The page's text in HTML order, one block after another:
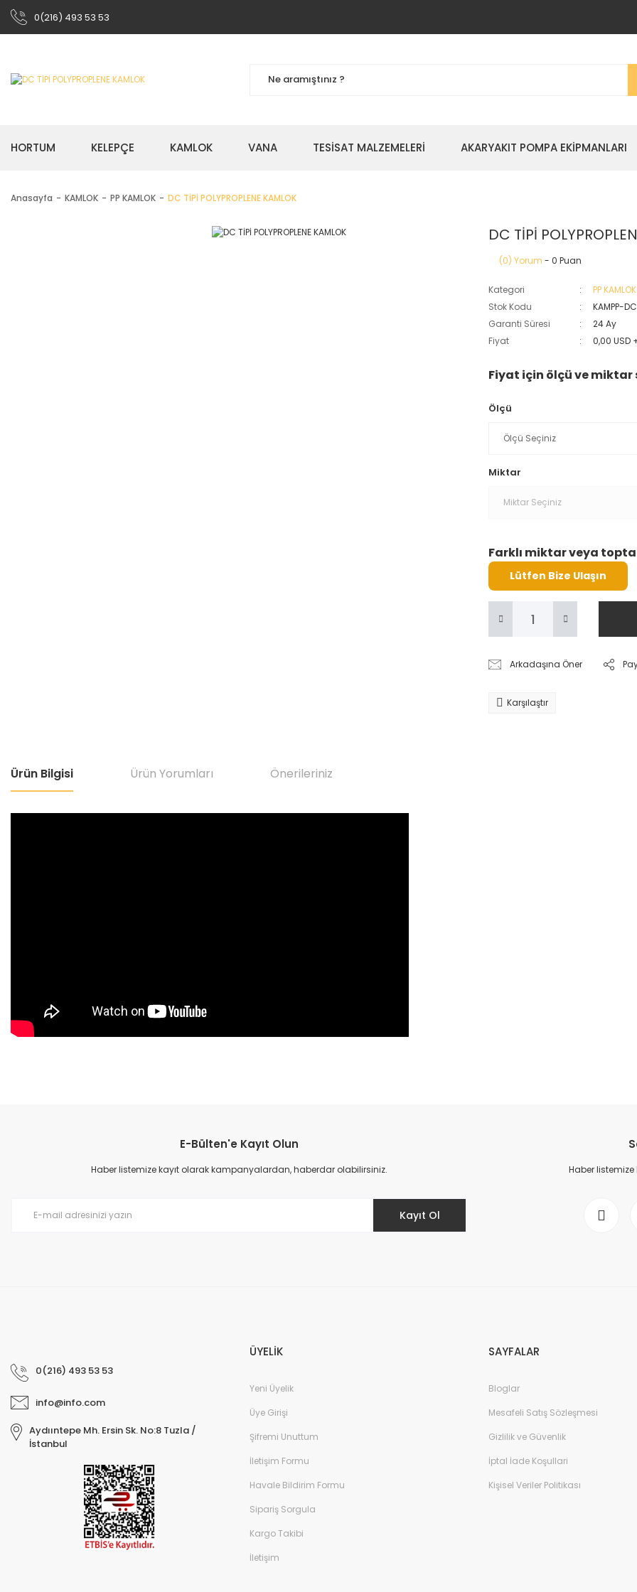
0(216) 493 53 53
HORTUM KELEPÇE KAMLOK VANA TESİSAT MALZEMELERİ AKARYAKIT POMPA EKİPMANLARI
Anasayfa KAMLOK PP KAMLOK DC TİPİ POLYPROPLENE KAMLOK
DC TİPİ
(0) Yorum - 0 Puan
Kategori
PP KAMLOK
Stok Kodu
KAMPP-DC
Garanti Süresi
24 Ay
Fiyat
0,00 USD
Fiyat için ölçü ve miktar
Ölçü
Miktar
Farklı miktar veya
Lütfen Bize Ulaşın
Arkadaşına Öner
Karşılaştır
Ürün Bilgisi Ürün Yorumları Önerileriniz
Ürün resmi kalitesiz, bozuk veya görüntülenemiyor.
Ürün açıklamasında eksik bilgiler bulunuyor.
E-Bülten'e Kayıt Olun
Haber listemize kayıt olarak kampanyalardan, haberdar olabilirsiniz.
Kayıt Ol
Haber
0(216) 493 53 53
info@info.com
Aydııntepe Mh. Ersin Sk. No:8 Tuzla /
İstanbul
ÜYELİK
Yeni Üyelik
Üye Girişi
Şifremi Unuttum
İletişim Formu
Havale Bildirim Formu
Sipariş Sorgula
Kargo Takibi
İletişim
SAYFALAR
Bloglar
Mesafeli Satış Sözleşmesi
Gizlilik ve Güvenlik
İptal İade Koşullari
Kişisel Veriler Politikası